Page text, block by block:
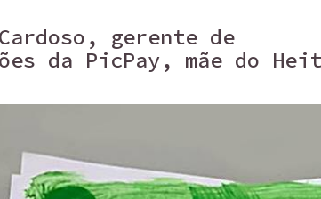
gerente de
da PicPay, mãe do